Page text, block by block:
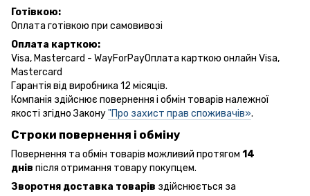
Готівкою:
Оплата готівкою при самовивозі
Оплата карткою:
Visa, Mastercard - WayForPayОплата карткою онлайн Visa,
Mastercard
Гарантія від виробника 12 місяців.
Компанія здійснює повернення і обмін товарів належної
якості згідно Закону"Про захист прав споживачів».
Строки повернення і обміну
Повернення та обмін товарів можливий протягом 14
днів після отримання товару покупцем.
Зворотня доставка товарів здійснюється за